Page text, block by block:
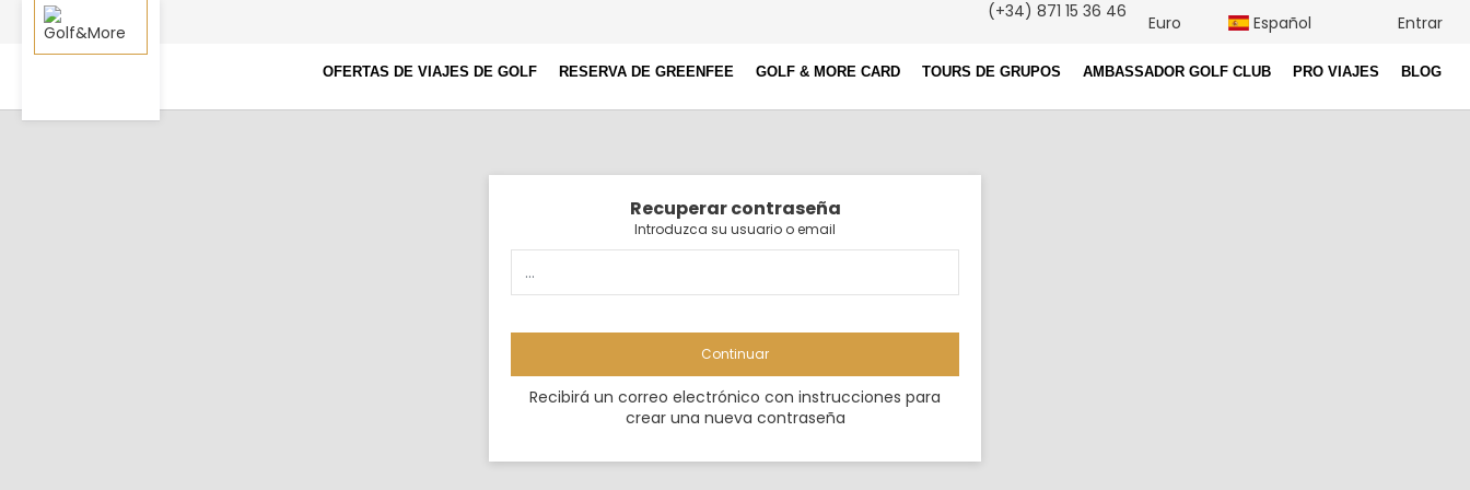
OFERTAS DE VIAJES DE GOLF RESERVA DE GREENFEE GOLF & MORE CARD TOURS DE GRUPOS AMBASSADOR GOLF CLUB PRO VIAJES BLOG
(+34) 871 15 36 46
Euro Español Entrar
Recuperar contraseña
Introduzca su usuario o email
Continuar
Recibirá un correo electrónico con instrucciones para
crear una nueva contraseña